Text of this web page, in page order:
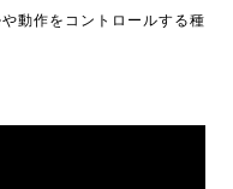
動作をコントロールする種